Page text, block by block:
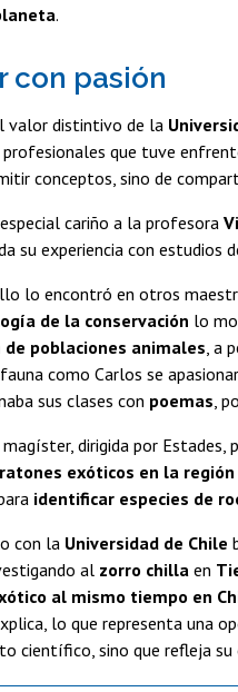
.
con pasión
valor distintivo de la
que tuve
conceptos, sino de
cariño a la profesora
su experiencia con estudios
lo encontró en otros
de la conservación lo
de poblaciones animales , a
como Carlos se
sus clases con poemas ,
dirigida por Estades,
exóticos en la región
identificar especies de
con la Universidad de Chile
al zorro chilla en
al mismo tiempo en
lo que representa una
científico, sino que refleja su